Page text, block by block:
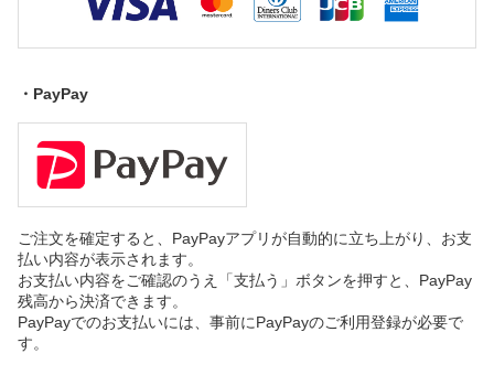
・PayPay
ご注文を確定すると、PayPayアプリが自動的に立ち上がり、お支
払い内容が表示されます。
お支払い内容をご確認のうえ「支払う」ボタンを押すと、PayPay
残高から決済できます。
PayPayでのお支払いには、事前にPayPayのご利用登録が必要で
す。